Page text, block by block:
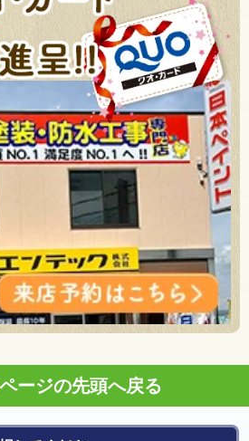
ージの先頭へ戻る